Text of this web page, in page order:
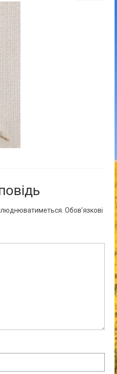
Обов’язкові